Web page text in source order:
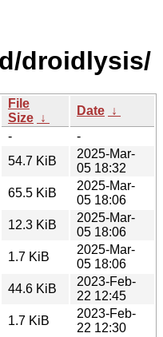
droidlysis/
File
Size ↓
Date ↓
-
-
54.7 KiB
2025-Mar-
05 18:32
65.5 KiB
2025-Mar-
05 18:06
12.3 KiB
2025-Mar-
05 18:06
1.7 KiB
2025-Mar-
05 18:06
44.6 KiB
2023-Feb-
22 12:45
1.7 KiB
2023-Feb-
22 12:30